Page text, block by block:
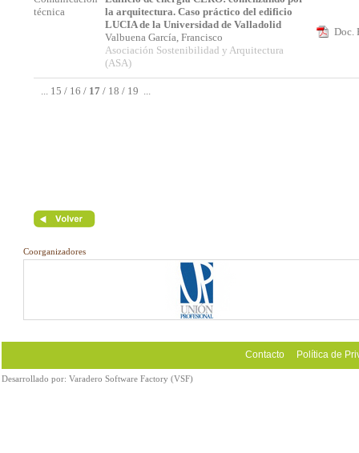
técnica
la arquitectura. Caso práctico del edificio
LUCIA de la Universidad de Valladolid
Valbuena García, Francisco
Asociación Sostenibilidad y Arquitectura
(ASA)
Doc.
... 15 / 16 / 17 / 18 / 19 ...
Coorganizadores
Contacto Política de
Desarrollado por: Varadero Software Factory (VSF)